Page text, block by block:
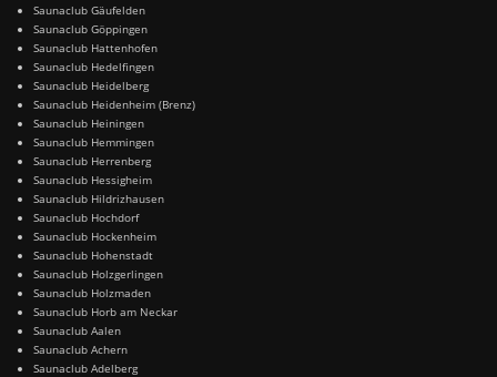
Saunaclub Gäufelden
Saunaclub Göppingen
Saunaclub Hattenhofen
Saunaclub Hedelfingen
Saunaclub Heidelberg
Saunaclub Heidenheim (Brenz)
Saunaclub Heiningen
Saunaclub Hemmingen
Saunaclub Herrenberg
Saunaclub Hessigheim
Saunaclub Hildrizhausen
Saunaclub Hochdorf
Saunaclub Hockenheim
Saunaclub Hohenstadt
Saunaclub Holzgerlingen
Saunaclub Holzmaden
Saunaclub Horb am Neckar
Saunaclub Aalen
Saunaclub Achern
Saunaclub Adelberg